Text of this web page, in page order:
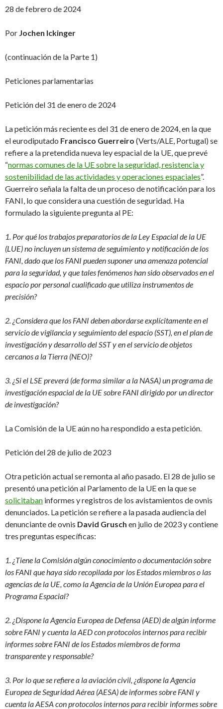
28 de febrero de 2024
Por Jochen Ickinger
(continuación de la Parte 1)
Peticiones parlamentarias
Petición del 31 de enero de 2024
La petición más reciente es del 31 de enero de 2024, en la que
el eurodiputado Francisco Guerreiro (Verts/ALE, Portugal) se
refiere a la pretendida nueva ley espacial de la UE, que prevé
“normas comunes de la UE sobre la seguridad, resistencia y
sostenibilidad de las actividades y operaciones espaciales”.
Guerreiro señala la falta de un proceso de notificación para los
FANI, lo que considera una cuestión de seguridad. Ha
formulado la siguiente pregunta al PE:
1. Por qué los trabajos preparatorios de la Ley Espacial de la UE
(LUE) no incluyen un sistema de seguimiento y notificación de los
FANI, dado que los FANI pueden suponer una amenaza potencial
para la seguridad, y que tales fenómenos han sido observados en el
espacio por personal cualificado que utiliza instrumentos de
precisión?
2. ¿Considera que los FANI deben abordarse explícitamente en el
servicio de vigilancia y seguimiento del espacio (SST), en el plan de
investigación y desarrollo del SST y en el servicio de objetos
cercanos a la Tierra (NEO)?
3. ¿Si el LSE preverá (de forma similar a la NASA) un programa de
investigación espacial de la UE sobre FANI dirigido por un director
de investigación?
La Comisión de la UE aún no ha respondido a esta petición.
Petición del 28 de julio de 2023
Otra petición actual se remonta al año pasado. El 28 de julio se
presentó una petición al Parlamento de la UE en la que se
solicitaban informes y registros de los avistamientos de ovnis
denunciados. La petición se refiere a la pasada audiencia del
denunciante de ovnis David Grusch en julio de 2023 y contiene
tres preguntas específicas:
1. ¿Tiene la Comisión algún conocimiento o documentación sobre
los FANI que haya sido recopilada por los Estados miembros o las
agencias de la UE, como la Agencia de la Unión Europea para el
Programa Espacial?
2. ¿Dispone la Agencia Europea de Defensa (AED) de algún informe
sobre FANI y cuenta la AED con protocolos internos para recibir
informes sobre FANI de los Estados miembros de forma
transparente y responsable?
3. Por lo que se refiere a la aviación civil, ¿dispone la Agencia
Europea de Seguridad Aérea (AESA) de informes sobre FANI y
cuenta la AESA con protocolos internos para recibir informes sobre